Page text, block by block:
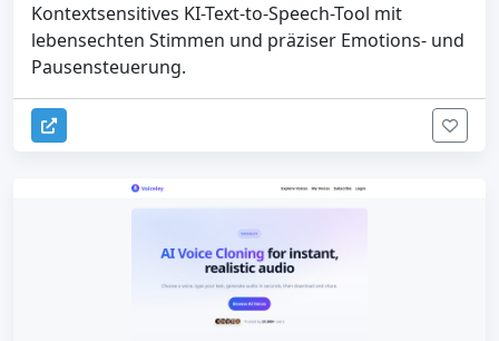
Kontextsensitives KI-Text-to-Speech-Tool mit
lebensechten Stimmen und präziser Emotions- und
Pausensteuerung.